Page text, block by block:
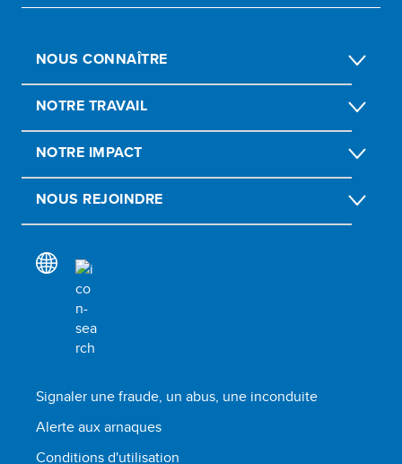
NOUS CONNAÎTRE
NOTRE TRAVAIL
NOTRE IMPACT
NOUS REJOINDRE
Signaler une fraude, un abus, une inconduite
Alerte aux arnaques
Conditions d'utilisation